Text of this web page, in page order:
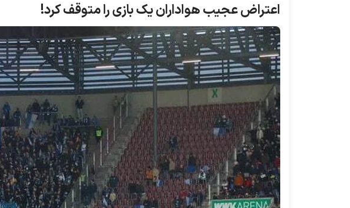
اعتراض عجیب هواداران یک بازی را متوقف کرد!